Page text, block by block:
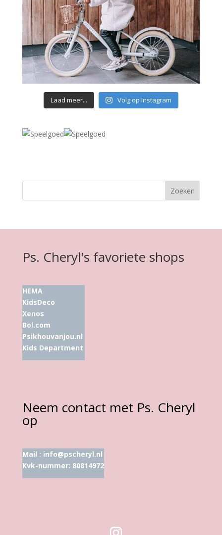
Laad meer... Volg op Instagram
Ps. Cheryl's favoriete shops
HEMA
KidsDeco
Xenos
Bol.com
Psikhouvanjou.nl
Kids Department
Neem contact met Ps. Cheryl
op
Mail : info@pscheryl.nl
Kvk-nummer: 80814972